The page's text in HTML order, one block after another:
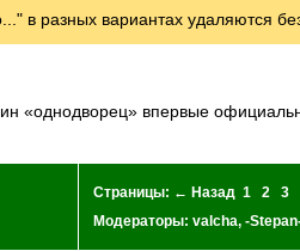
в разных вариантах удаляются
«однодворец» впервые
Страницы: ← Назад 1 2 3
Модераторы: valcha, -